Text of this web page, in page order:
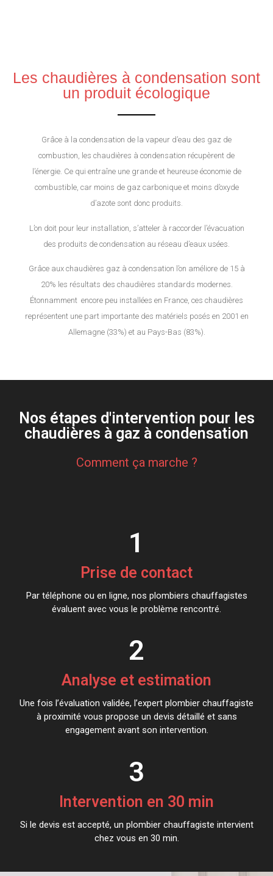
Les chaudières à condensation sont
un produit écologique
Grâce à la condensation de la vapeur d’eau des gaz de
combustion, les chaudières à condensation récupèrent de
l’énergie. Ce qui entraîne une grande et heureuse économie de
combustible, car moins de gaz carbonique et moins d’oxyde
d’azote sont donc produits.
L’on doit pour leur installation, s’atteler à raccorder l’évacuation
des produits de condensation au réseau d’eaux usées.
Grâce aux chaudières gaz à condensation l’on améliore de 15 à
20% les résultats des chaudières standards modernes.
Étonnamment encore peu installées en France, ces chaudières
représentent une part importante des matériels posés en 2001 en
Allemagne (33%) et au Pays-Bas (83%).
Nos étapes d'intervention pour les
chaudières à gaz à condensation
Comment ça marche ?
1
Prise de contact
Par téléphone ou en ligne, nos plombiers chauffagistes
évaluent avec vous le problème rencontré.
2
Analyse et estimation
Une fois l’évaluation validée, l’expert plombier chauffagiste
à proximité vous propose un devis détaillé et sans
engagement avant son intervention.
3
Intervention en 30 min
Si le devis est accepté, un plombier chauffagiste intervient
chez vous en 30 min.